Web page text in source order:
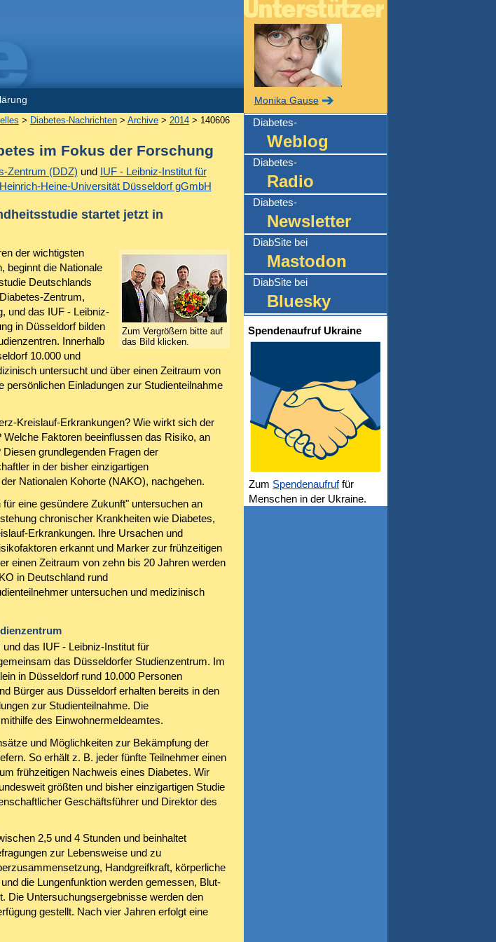
> Diabetes-Nachrichten> Archive> 2014> 140606
im Fokus der Forschung
Zentrum (DDZ) und IUF - Leibniz-Institut für
Heine-Universität Düsseldorf gGmbH
startet jetzt in
Zum Vergrößern bitte auf
das Bild klicken.
der wichtigsten
beginnt die Nationale
Deutschlands
Zentrum,
und das IUF - Leibniz-
in Düsseldorf bilden
Innerhalb
10.000 und
untersucht und über einen Zeitraum von
persönlichen Einladungen zur Studienteilnahme
Kreislauf-Erkrankungen? Wie wirkt sich der
Faktoren beeinflussen das Risiko, an
grundlegenden Fragen der
in der bisher einzigartigen
Nationalen Kohorte (NAKO), nachgehen.
eine gesündere Zukunft" untersuchen an
chronischer Krankheiten wie Diabetes,
Erkrankungen. Ihre Ursachen und
erkannt und Marker zur frühzeitigen
einen Zeitraum von zehn bis 20 Jahren werden
in Deutschland rund
untersuchen und medizinisch
das IUF - Leibniz-Institut für
das Düsseldorfer Studienzentrum. Im
in Düsseldorf rund 10.000 Personen
Bürger aus Düsseldorf erhalten bereits in den
zur Studienteilnahme. Die
des Einwohnermeldeamtes.
und Möglichkeiten zur Bekämpfung der
So erhält z. B. jeder fünfte Teilnehmer einen
frühzeitigen Nachweis eines Diabetes. Wir
größten und bisher einzigartigen Studie
Geschäftsführer und Direktor des
2,5 und 4 Stunden und beinhaltet
zur Lebensweise und zu
Handgreifkraft, körperliche
die Lungenfunktion werden gemessen, Blut-
Die Untersuchungsergebnisse werden den
gestellt. Nach vier Jahren erfolgt eine
Monika Gause
Diabetes-
Weblog
Diabetes-
Radio
Diabetes-
Newsletter
DiabSite bei
Mastodon
DiabSite bei
Bluesky
Spendenaufruf Ukraine
Zum Spendenaufruffür
Menschen in der Ukraine.